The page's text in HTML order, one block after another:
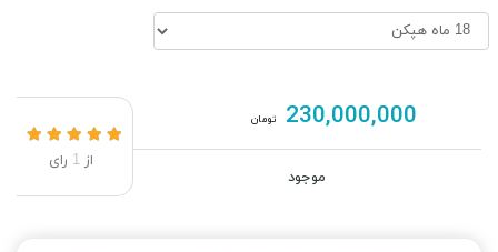
230,000,000 تومان
موجود
از 1 رای